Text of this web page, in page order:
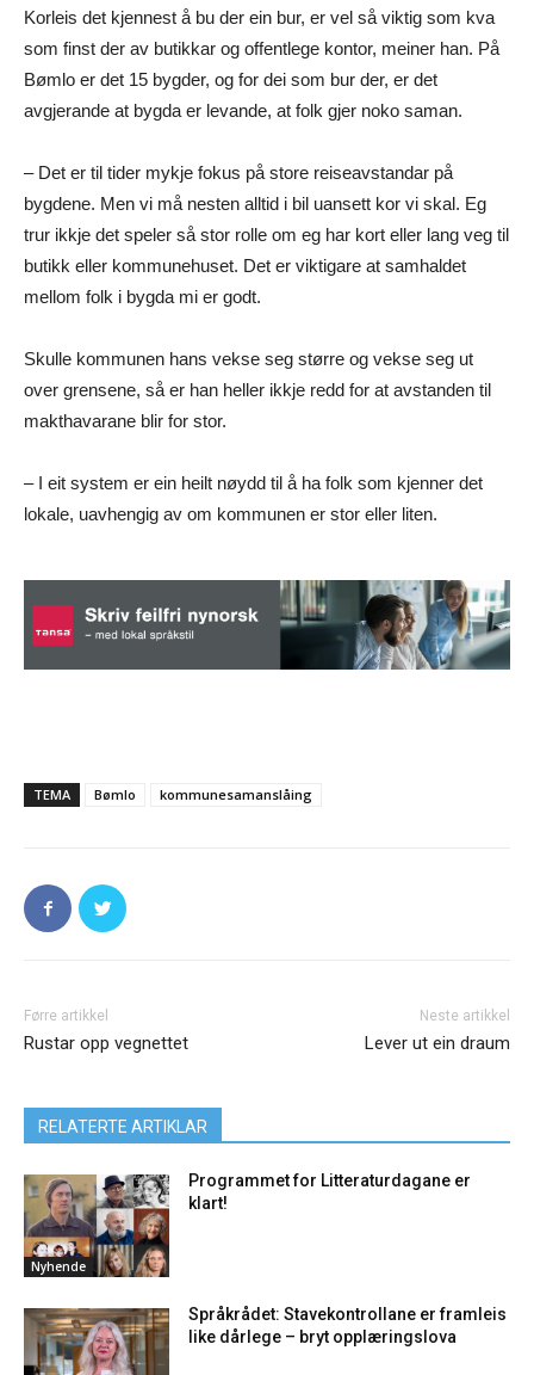
Korleis det kjennest å bu der ein bur, er vel så viktig som kva
som finst der av butikkar og offentlege kontor, meiner han. På
Bømlo er det 15 bygder, og for dei som bur der, er det
avgjerande at bygda er levande, at folk gjer noko saman.
– Det er til tider mykje fokus på store reiseavstandar på
bygdene. Men vi må nesten alltid i bil uansett kor vi skal. Eg
trur ikkje det speler så stor rolle om eg har kort eller lang veg til
butikk eller kommunehuset. Det er viktigare at samhaldet
mellom folk i bygda mi er godt.
Skulle kommunen hans vekse seg større og vekse seg ut
over grensene, så er han heller ikkje redd for at avstanden til
makthavarane blir for stor.
– I eit system er ein heilt nøydd til å ha folk som kjenner det
lokale, uavhengig av om kommunen er stor eller liten.
TEMA Bømlo kommunesamanslåing
Førre artikkel
Rustar opp vegnettet
Neste artikkel
Lever ut ein draum
RELATERTE ARTIKLAR
Nyhende
Programmet for Litteraturdagane er
klart!
Språkrådet: Stavekontrollane er framleis
like dårlege – bryt opplæringslova